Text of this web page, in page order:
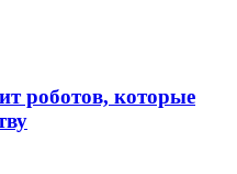
роботов, которые